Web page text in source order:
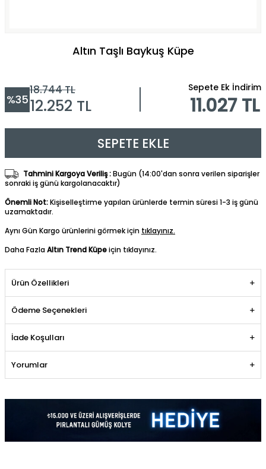
Altın Taşlı Baykuş Küpe
%35
18.744TL
12.252 TL
Sepete Ek İndirim
11.027 TL
SEPETE EKLE
Tahmini Kargoya Veriliş :Bugün (14:00'dan sonra verilen siparişler
sonraki iş günü kargolanacaktır)
Önemli Not:Kişiselleştirme yapılan ürünlerde termin süresi 1-3 iş günü
uzamaktadır.
Aynı Gün Kargo ürünlerini görmek için tıklayınız.
Daha FazlaAltın Trend Küpeiçin tıklayınız.
Ürün Özellikleri
Ödeme Seçenekleri
İade Koşulları
Yorumlar